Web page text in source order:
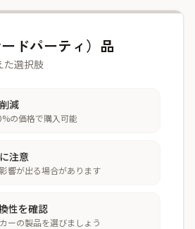
ドパーティ）品
た選択肢
減
の価格で購入可能
注意
響が出る場合があります
性を確認
ーの製品を選びましょう